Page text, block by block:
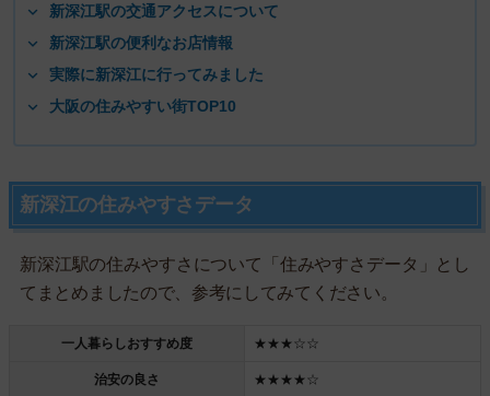
新深江駅の交通アクセスについて
新深江駅の便利なお店情報
実際に新深江に行ってみました
大阪の住みやすい街TOP10
新深江の住みやすさデータ
新深江駅の住みやすさについて「住みやすさデータ」とし
てまとめましたので、参考にしてみてください。
一人暮らしおすすめ度 ★★★☆☆
治安の良さ ★★★★☆